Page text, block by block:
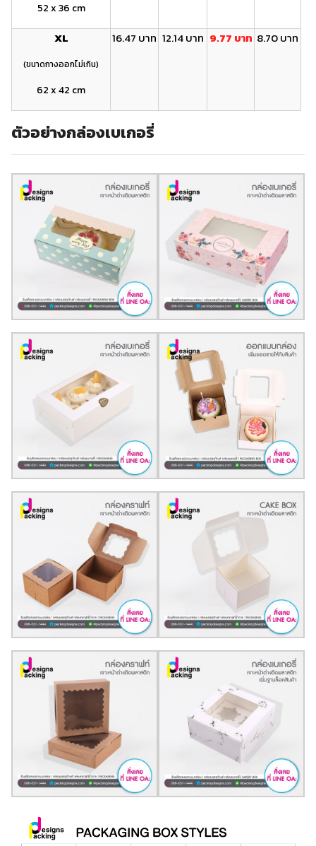
52 x 36 cm
XL
(ขนาดกางออกไม่เกิน)
62 x 42 cm
16.47 บาท 12.14 บาท 9.77 บาท 8.70 บาท
ตัวอย่างกล่องเบเกอรี่